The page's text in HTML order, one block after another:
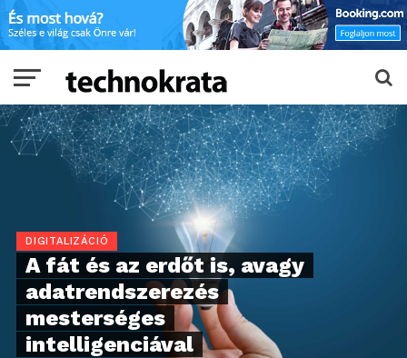
DIGITALIZÁCIÓ
A fát és az erdőt is, avagy
adatrendszerezés
mesterséges
intelligenciával